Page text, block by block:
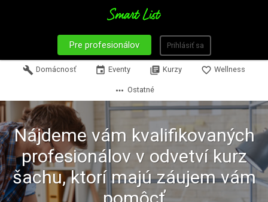
Pre profesionálov Prihlásiť sa
build Domácnosť event Eventy library_books Kurzy favorite_border Wellness
more_horiz Ostatné
Nájdeme vám kvalifikovaných
profesionálov v odvetví kurz
šachu, ktorí majú záujem vám